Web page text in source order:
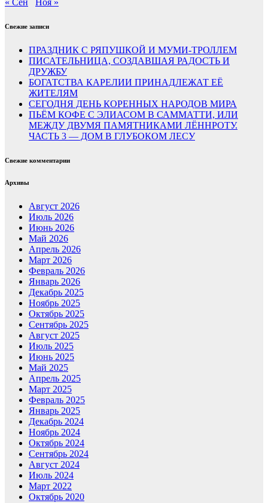
« Сен Ноя »
Свежие записи
ПРАЗДНИК С РЯПУШКОЙ И МУМИ-ТРОЛЛЕМ
ПИСАТЕЛЬНИЦА, СОЗДАВШАЯ РАДОСТЬ И
ДРУЖБУ
БОГАТСТВА КАРЕЛИИ ПРИНАДЛЕЖАТ ЕЁ
ЖИТЕЛЯМ
СЕГОДНЯ ДЕНЬ КОРЕННЫХ НАРОДОВ МИРА
ПЬЁМ КОФЕ С ЭЛИАСОМ В САММАТТИ, ИЛИ
МЕЖДУ ДВУМЯ ПАМЯТНИКАМИ ЛЁННРОТУ.
ЧАСТЬ 3 — ДОМ В ГЛУБОКОМ ЛЕСУ
Свежие комментарии
Архивы
Август 2026
Июль 2026
Июнь 2026
Май 2026
Апрель 2026
Март 2026
Февраль 2026
Январь 2026
Декабрь 2025
Ноябрь 2025
Октябрь 2025
Сентябрь 2025
Август 2025
Июль 2025
Июнь 2025
Май 2025
Апрель 2025
Март 2025
Февраль 2025
Январь 2025
Декабрь 2024
Ноябрь 2024
Октябрь 2024
Сентябрь 2024
Август 2024
Июль 2024
Март 2022
Октябрь 2020